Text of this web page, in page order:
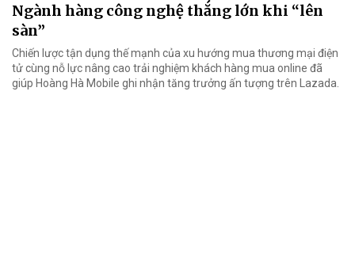
Ngành hàng công nghệ thắng lớn khi “lên
sàn”
Chiến lược tận dụng thế mạnh của xu hướng mua thương mại điện
tử cùng nỗ lực nâng cao trải nghiệm khách hàng mua online đã
giúp Hoàng Hà Mobile ghi nhận tăng trưởng ấn tượng trên Lazada.